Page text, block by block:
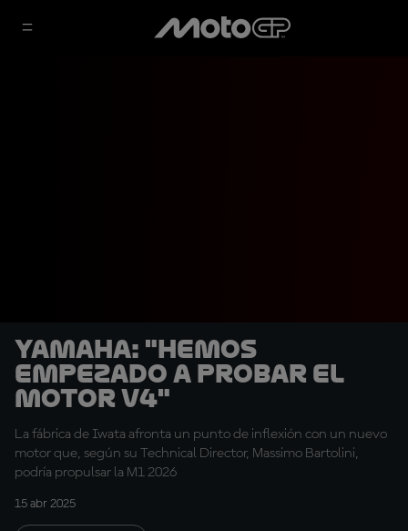
Yamaha: "Hemos
empezado a probar el
motor V4"
La fábrica de Iwata afronta un punto de inflexión con un nuevo
motor que, según su Technical Director, Massimo Bartolini,
podría propulsar la M1 2026
15 abr 2025